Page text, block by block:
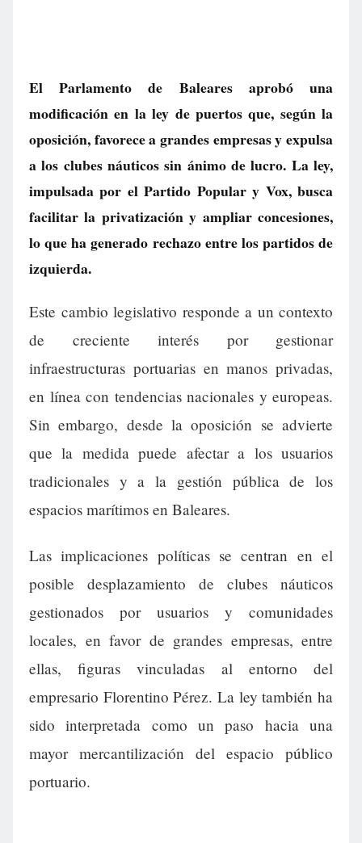
El Parlamento de Baleares aprobó una
modificación en la ley de puertos que, según la
oposición, favorece a grandes empresas y expulsa
a los clubes náuticos sin ánimo de lucro. La ley,
impulsada por el Partido Popular y Vox, busca
facilitar la privatización y ampliar concesiones,
lo que ha generado rechazo entre los partidos de
izquierda.
Este cambio legislativo responde a un contexto
de creciente interés por gestionar
infraestructuras portuarias en manos privadas,
en línea con tendencias nacionales y europeas.
Sin embargo, desde la oposición se advierte
que la medida puede afectar a los usuarios
tradicionales y a la gestión pública de los
espacios marítimos en Baleares.
Las implicaciones políticas se centran en el
posible desplazamiento de clubes náuticos
gestionados por usuarios y comunidades
locales, en favor de grandes empresas, entre
ellas, figuras vinculadas al entorno del
empresario Florentino Pérez. La ley también ha
sido interpretada como un paso hacia una
mayor mercantilización del espacio público
portuario.